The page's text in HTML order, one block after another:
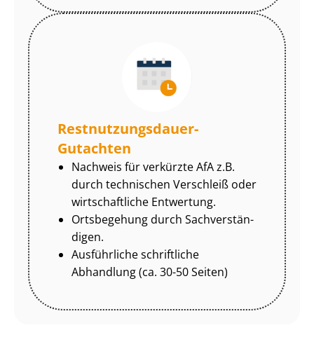
Rest­nut­zungs­dau­er-
Gutachten
Nachweis für verkürzte AfA z.B.
durch technischen Verschleiß oder
wirtschaftliche Entwertung.
Ortsbegehung durch Sach­ver­stän­
di­gen.
Ausführliche schriftliche
Abhandlung (ca. 30-50 Seiten)